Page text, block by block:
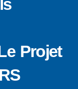
Projet